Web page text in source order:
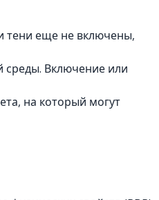
тени еще не включены,
Включение или
на который могут